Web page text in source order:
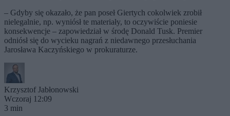
– Gdyby się okazało, że pan poseł Giertych cokolwiek zrobił
nielegalnie, np. wyniósł te materiały, to oczywiście poniesie
konsekwencje – zapowiedział w środę Donald Tusk. Premier
odniósł się do wycieku nagrań z niedawnego przesłuchania
Jarosława Kaczyńskiego w prokuraturze.
Krzysztof Jabłonowski
Wczoraj 12:09
3 min